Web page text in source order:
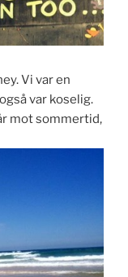
Vi var en
var koselig.
mot sommertid,